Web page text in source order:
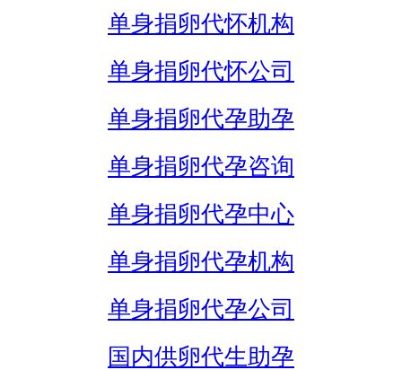
单身捐卵代怀机构
单身捐卵代怀公司
单身捐卵代孕助孕
单身捐卵代孕咨询
单身捐卵代孕中心
单身捐卵代孕机构
单身捐卵代孕公司
国内供卵代生助孕